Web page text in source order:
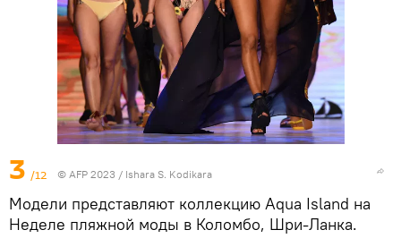
3 /12 © AFP 2023 / Ishara S. Kodikara
Модели представляют коллекцию Aqua Island на
Неделе пляжной моды в Коломбо, Шри-Ланка.